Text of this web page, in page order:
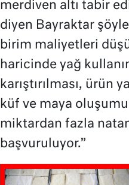
merdiven altı tabir
diyen Bayraktar
birim maliyetleri
haricinde yağ
karıştırılması, ürün
küf ve maya
miktardan fazla
başvuruluyor.”